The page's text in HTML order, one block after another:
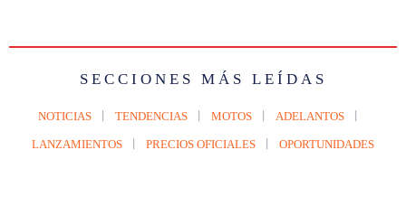
SECCIONES MÁS LEÍDAS
NOTICIAS TENDENCIAS MOTOS ADELANTOS
LANZAMIENTOS PRECIOS OFICIALES OPORTUNIDADES